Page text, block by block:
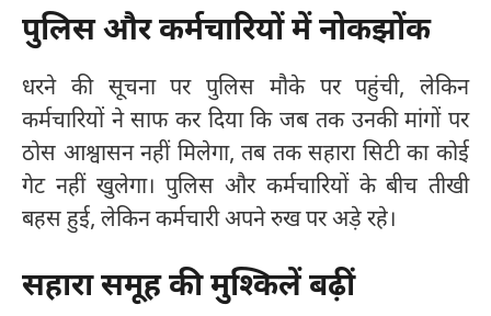
पुलिस और कर्मचारियों में नोकझोंक
धरने की सूचना पर पुलिस मौके पर पहुंची, लेकिन
कर्मचारियों ने साफ कर दिया कि जब तक उनकी मांगों पर
ठोस आश्वासन नहीं मिलेगा, तब तक सहारा सिटी का कोई
गेट नहीं खुलेगा। पुलिस और कर्मचारियों के बीच तीखी
बहस हुई, लेकिन कर्मचारी अपने रुख पर अड़े रहे।
सहारा समूह की मुश्किलें बढ़ीं